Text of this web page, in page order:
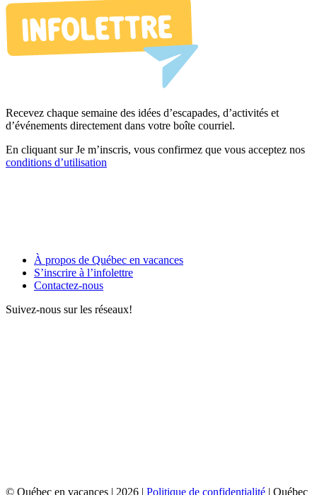
Recevez chaque semaine des idées d’escapades, d’activités et
d’événements directement dans votre boîte courriel.
En cliquant sur Je m’inscris, vous confirmez que vous acceptez nos
conditions d’utilisation
À propos de Québec en vacances
S’inscrire à l’infolettre
Contactez-nous
Suivez-nous sur les réseaux!
© Québec en vacances | 2026 | Politique de confidentialité | Québec